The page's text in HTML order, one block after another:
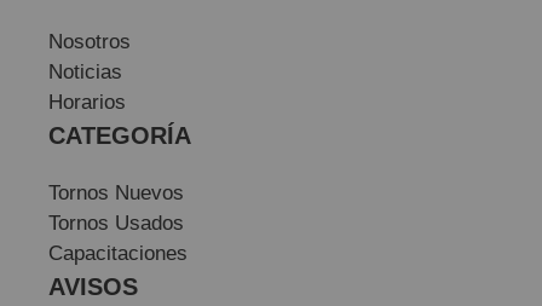
Nosotros
Noticias
Horarios
CATEGORÍA
Tornos Nuevos
Tornos Usados
Capacitaciones
AVISOS